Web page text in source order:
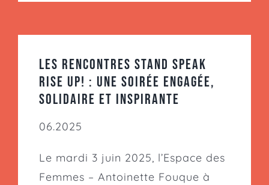
Les Rencontres Stand Speak
Rise Up! : Une soirée engagée,
solidaire et inspirante
06.2025
Le mardi 3 juin 2025, l’Espace des
Femmes – Antoinette Fouque à